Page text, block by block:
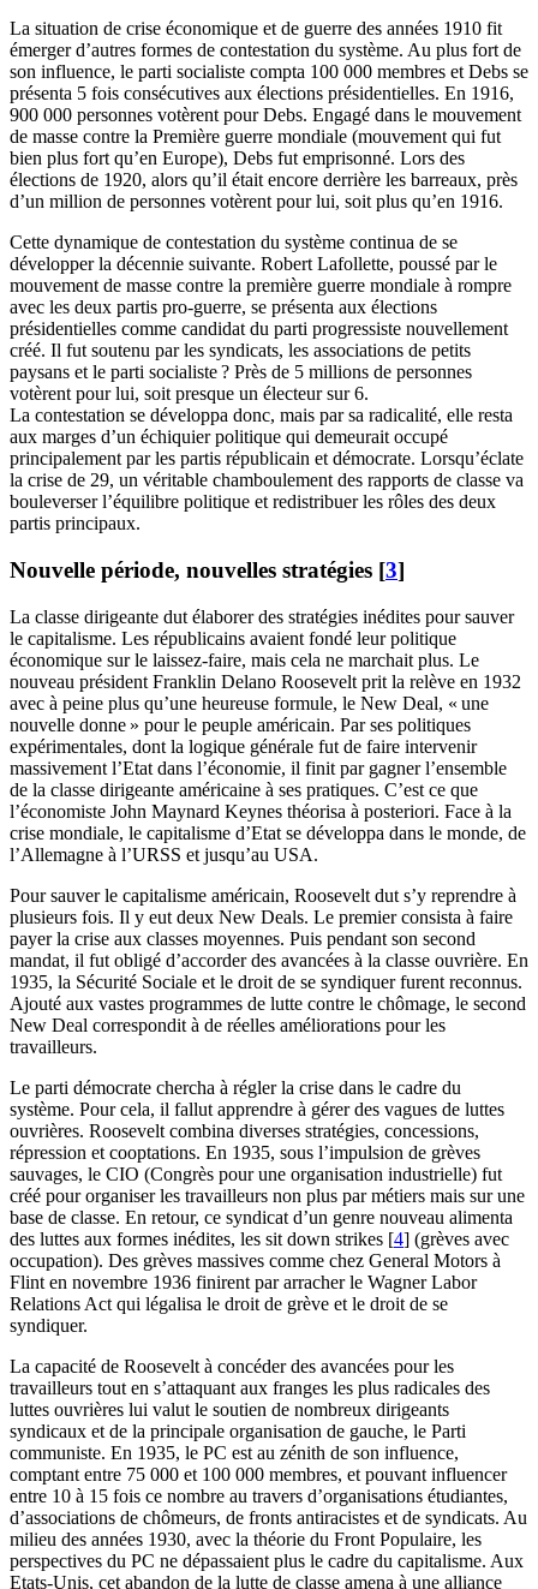
La situation de crise économique et de guerre des années 1910 fit
émerger d’autres formes de contestation du système. Au plus fort de
son influence, le parti socialiste compta 100 000 membres et Debs se
présenta 5 fois consécutives aux élections présidentielles. En 1916,
900 000 personnes votèrent pour Debs. Engagé dans le mouvement
de masse contre la Première guerre mondiale (mouvement qui fut
bien plus fort qu’en Europe), Debs fut emprisonné. Lors des
élections de 1920, alors qu’il était encore derrière les barreaux, près
d’un million de personnes votèrent pour lui, soit plus qu’en 1916.
Cette dynamique de contestation du système continua de se
développer la décennie suivante. Robert Lafollette, poussé par le
mouvement de masse contre la première guerre mondiale à rompre
avec les deux partis pro-guerre, se présenta aux élections
présidentielles comme candidat du parti progressiste nouvellement
créé. Il fut soutenu par les syndicats, les associations de petits
paysans et le parti socialiste? Près de 5 millions de personnes
votèrent pour lui, soit presque un électeur sur 6.
La contestation se développa donc, mais par sa radicalité, elle resta
aux marges d’un échiquier politique qui demeurait occupé
principalement par les partis républicain et démocrate. Lorsqu’éclate
la crise de 29, un véritable chamboulement des rapports de classe va
bouleverser l’équilibre politique et redistribuer les rôles des deux
partis principaux.
Nouvelle période, nouvelles stratégies [3]
La classe dirigeante dut élaborer des stratégies inédites pour sauver
le capitalisme. Les républicains avaient fondé leur politique
économique sur le laissez-faire, mais cela ne marchait plus. Le
nouveau président Franklin Delano Roosevelt prit la relève en 1932
avec à peine plus qu’une heureuse formule, le New Deal, « une
nouvelle donne » pour le peuple américain. Par ses politiques
expérimentales, dont la logique générale fut de faire intervenir
massivement l’Etat dans l’économie, il finit par gagner l’ensemble
de la classe dirigeante américaine à ses pratiques. C’est ce que
l’économiste John Maynard Keynes théorisa à posteriori. Face à la
crise mondiale, le capitalisme d’Etat se développa dans le monde, de
l’Allemagne à l’URSS et jusqu’au USA.
Pour sauver le capitalisme américain, Roosevelt dut s’y reprendre à
plusieurs fois. Il y eut deux New Deals. Le premier consista à faire
payer la crise aux classes moyennes. Puis pendant son second
mandat, il fut obligé d’accorder des avancées à la classe ouvrière. En
1935, la Sécurité Sociale et le droit de se syndiquer furent reconnus.
Ajouté aux vastes programmes de lutte contre le chômage, le second
New Deal correspondit à de réelles améliorations pour les
travailleurs.
Le parti démocrate chercha à régler la crise dans le cadre du
système. Pour cela, il fallut apprendre à gérer des vagues de luttes
ouvrières. Roosevelt combina diverses stratégies, concessions,
répression et cooptations. En 1935, sous l’impulsion de grèves
sauvages, le CIO (Congrès pour une organisation industrielle) fut
créé pour organiser les travailleurs non plus par métiers mais sur une
base de classe. En retour, ce syndicat d’un genre nouveau alimenta
des luttes aux formes inédites, les sit down strikes [4] (grèves avec
occupation). Des grèves massives comme chez General Motors à
Flint en novembre 1936 finirent par arracher le Wagner Labor
Relations Act qui légalisa le droit de grève et le droit de se
syndiquer.
La capacité de Roosevelt à concéder des avancées pour les
travailleurs tout en s’attaquant aux franges les plus radicales des
luttes ouvrières lui valut le soutien de nombreux dirigeants
syndicaux et de la principale organisation de gauche, le Parti
communiste. En 1935, le PC est au zénith de son influence,
comptant entre 75 000 et 100 000 membres, et pouvant influencer
entre 10 à 15 fois ce nombre au travers d’organisations étudiantes,
d’associations de chômeurs, de fronts antiracistes et de syndicats. Au
milieu des années 1930, avec la théorie du Front Populaire, les
perspectives du PC ne dépassaient plus le cadre du capitalisme. Aux
Etats-Unis, cet abandon de la lutte de classe amena à une alliance